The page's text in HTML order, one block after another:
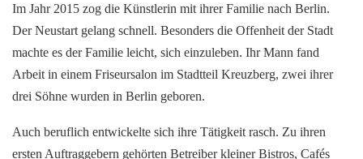
Im Jahr 2015 zog die Künstlerin mit ihrer Familie nach Berlin.
Der Neustart gelang schnell. Besonders die Offenheit der Stadt
machte es der Familie leicht, sich einzuleben. Ihr Mann fand
Arbeit in einem Friseursalon im Stadtteil Kreuzberg, zwei ihrer
drei Söhne wurden in Berlin geboren.
Auch beruflich entwickelte sich ihre Tätigkeit rasch. Zu ihren
ersten Auftraggebern gehörten Betreiber kleiner Bistros, Cafés